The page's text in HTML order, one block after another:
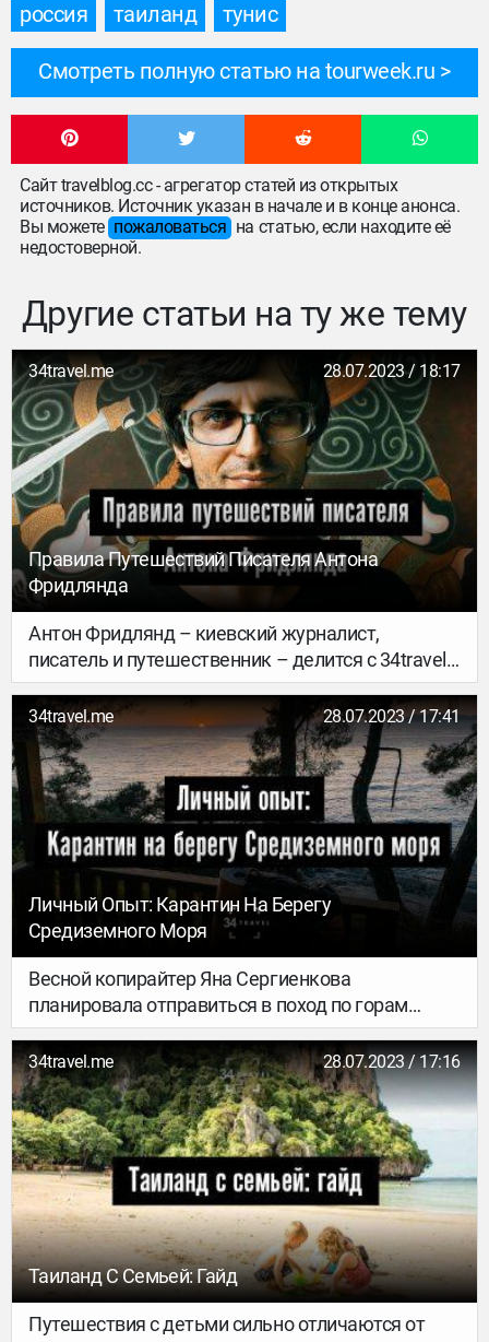
россия
таиланд тунис
Смотреть полную статью на tourweek.ru
Сайт travelblog.cc - агрегатор статей из открытых
источников. Источник указан в начале и в конце анонса.
Вы можете пожаловаться на статью, если находите её
недостоверной.
Другие статьи на ту же тему
34travel.me 28.07.2023 / 18:17
Правила Путешествий Писателя Антона
Фридлянда
Антон Фридлянд – киевский журналист,
писатель и путешественник – делится с 34travel
своими правилами путешествий. А на нашем
34travel Day в Киеве он расскажет, как сделать
так, чтобы твои тексты – путевые заметки,
тревел-блог или публикации для медиа –
отличались от других.
34travel.me 28.07.2023 / 17:41
Личный Опыт: Карантин На Берегу
Средиземного Моря
Весной копирайтер Яна Сергиенкова
планировала отправиться в поход по горам
Турции – а оказалась в самоизоляции в
курортном поселке на берегу Средиземного
моря. Как это было – слово Яне.
34travel.me 28.07.2023 / 17:16
Таиланд С Семьей: Гайд
Путешествия с детьми сильно отличаются от